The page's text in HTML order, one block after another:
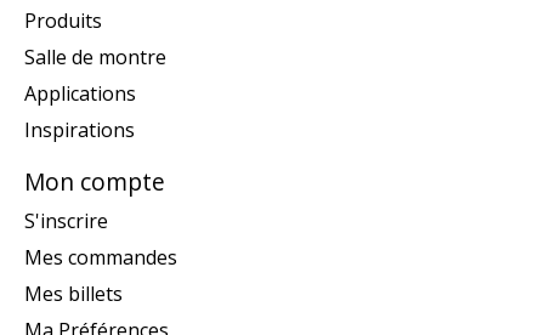
Produits
Salle de montre
Applications
Inspirations
Mon compte
S'inscrire
Mes commandes
Mes billets